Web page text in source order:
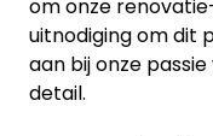
om onze
uitnodiging om dit
aan bij onze
detail.